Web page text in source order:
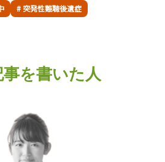
# 突発性難聴後遺症
を書いた人